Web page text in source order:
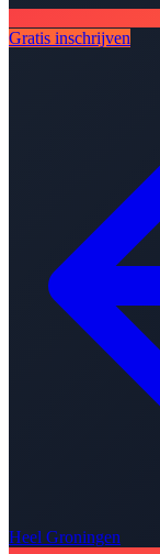
Gratis inschrijven
Heel Groningen